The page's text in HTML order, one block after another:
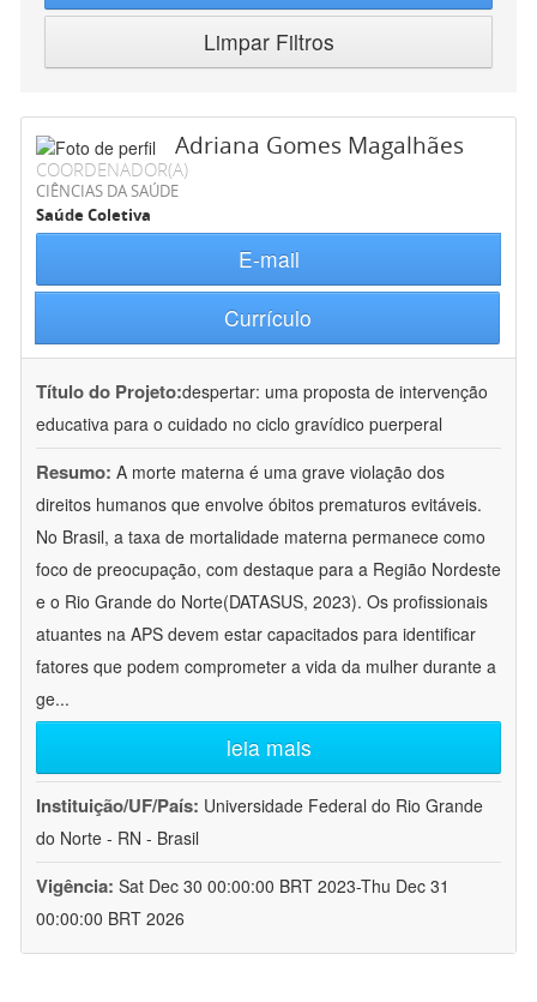
Limpar Filtros
Adriana Gomes Magalhães
COORDENADOR(A)
CIÊNCIAS DA SAÚDE
Saúde Coletiva
E-mail
Currículo
Título do Projeto:despertar: uma proposta de intervenção
educativa para o cuidado no ciclo gravídico puerperal
Resumo: A morte materna é uma grave violação dos
direitos humanos que envolve óbitos prematuros evitáveis.
No Brasil, a taxa de mortalidade materna permanece como
foco de preocupação, com destaque para a Região Nordeste
e o Rio Grande do Norte(DATASUS, 2023). Os profissionais
atuantes na APS devem estar capacitados para identificar
fatores que podem comprometer a vida da mulher durante a
ge...
leia mais
Instituição/UF/País: Universidade Federal do Rio Grande
do Norte - RN - Brasil
Vigência: Sat Dec 30 00:00:00 BRT 2023-Thu Dec 31
00:00:00 BRT 2026